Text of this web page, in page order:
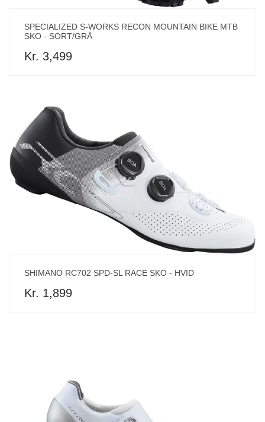
SPECIALIZED S-WORKS RECON MOUNTAIN BIKE MTB
SKO - SORT/GRÅ
Kr. 3,499
SHIMANO RC702 SPD-SL RACE SKO - HVID
Kr. 1,899